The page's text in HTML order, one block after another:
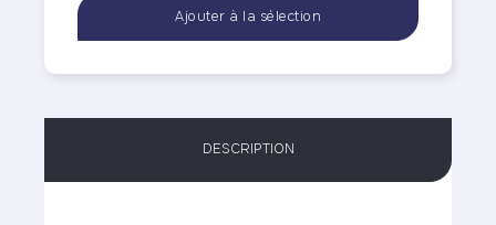
DESCRIPTION